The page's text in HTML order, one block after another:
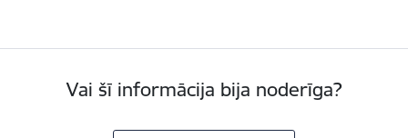
Vai šī informācija bija noderīga?